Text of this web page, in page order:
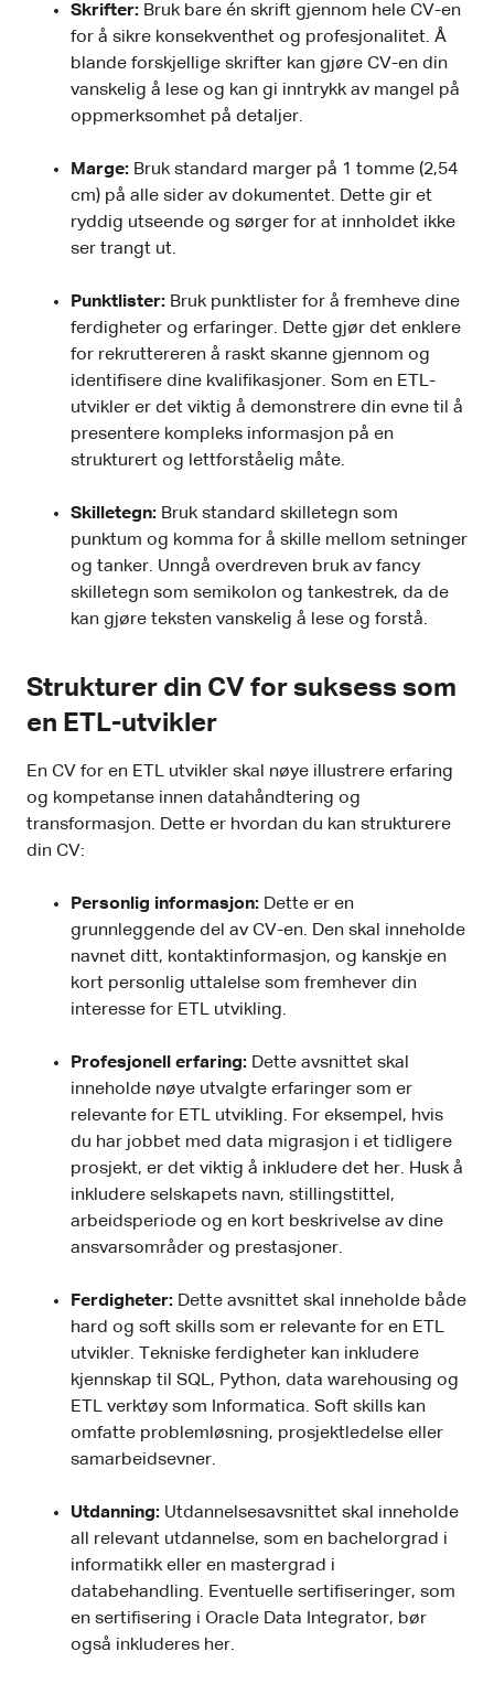
Skrifter: Bruk bare én skrift gjennom hele CV-en
for å sikre konsekventhet og profesjonalitet. Å
blande forskjellige skrifter kan gjøre CV-en din
vanskelig å lese og kan gi inntrykk av mangel på
oppmerksomhet på detaljer.
Marge: Bruk standard marger på 1 tomme (2,54
cm) på alle sider av dokumentet. Dette gir et
ryddig utseende og sørger for at innholdet ikke
ser trangt ut.
Punktlister: Bruk punktlister for å fremheve dine
ferdigheter og erfaringer. Dette gjør det enklere
for rekruttereren å raskt skanne gjennom og
identifisere dine kvalifikasjoner. Som en ETL-
utvikler er det viktig å demonstrere din evne til å
presentere kompleks informasjon på en
strukturert og lettforståelig måte.
Skilletegn: Bruk standard skilletegn som
punktum og komma for å skille mellom setninger
og tanker. Unngå overdreven bruk av fancy
skilletegn som semikolon og tankestrek, da de
kan gjøre teksten vanskelig å lese og forstå.
Strukturer din CV for suksess som
en ETL-utvikler
En CV for en ETL utvikler skal nøye illustrere erfaring
og kompetanse innen datahåndtering og
transformasjon. Dette er hvordan du kan strukturere
din CV:
Personlig informasjon: Dette er en
grunnleggende del av CV-en. Den skal inneholde
navnet ditt, kontaktinformasjon, og kanskje en
kort personlig uttalelse som fremhever din
interesse for ETL utvikling.
Profesjonell erfaring: Dette avsnittet skal
inneholde nøye utvalgte erfaringer som er
relevante for ETL utvikling. For eksempel, hvis
du har jobbet med data migrasjon i et tidligere
prosjekt, er det viktig å inkludere det her. Husk å
inkludere selskapets navn, stillingstittel,
arbeidsperiode og en kort beskrivelse av dine
ansvarsområder og prestasjoner.
Ferdigheter: Dette avsnittet skal inneholde både
hard og soft skills som er relevante for en ETL
utvikler. Tekniske ferdigheter kan inkludere
kjennskap til SQL, Python, data warehousing og
ETL verktøy som Informatica. Soft skills kan
omfatte problemløsning, prosjektledelse eller
samarbeidsevner.
Utdanning: Utdannelsesavsnittet skal inneholde
all relevant utdannelse, som en bachelorgrad i
informatikk eller en mastergrad i
databehandling. Eventuelle sertifiseringer, som
en sertifisering i Oracle Data Integrator, bør
også inkluderes her.